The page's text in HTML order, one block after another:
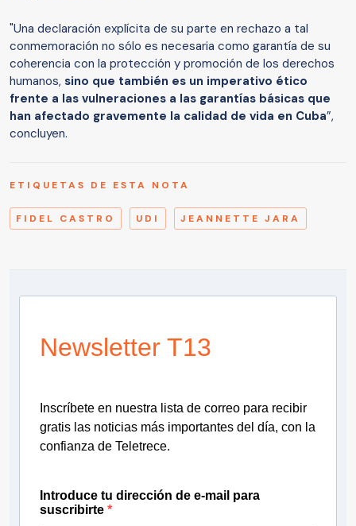
"Una declaración explícita de su parte en rechazo a tal
conmemoración no sólo es necesaria como garantía de su
coherencia con la protección y promoción de los derechos
humanos, sino que también es un imperativo ético
frente a las vulneraciones a las garantías básicas que
han afectado gravemente la calidad de vida en Cuba”,
concluyen.
ETIQUETAS DE ESTA NOTA
FIDEL CASTRO UDI JEANNETTE JARA
Newsletter T13
Inscríbete en nuestra lista de correo para recibir
gratis las noticias más importantes del día, con la
confianza de Teletrece.
Introduce tu dirección de e-mail para
suscribirte